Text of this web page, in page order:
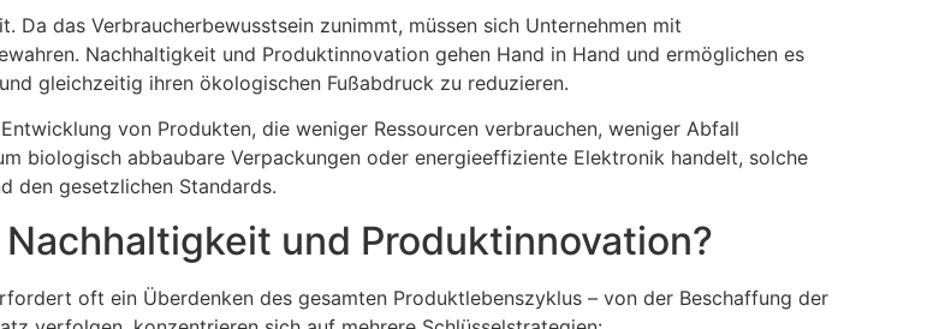
das Verbraucherbewusstsein zunimmt, müssen sich Unternehmen mit
Nachhaltigkeit und Produktinnovation gehen Hand in Hand und ermöglichen es
gleichzeitig ihren ökologischen Fußabdruck zu reduzieren.
von Produkten, die weniger Ressourcen verbrauchen, weniger Abfall
biologisch abbaubare Verpackungen oder energieeffiziente Elektronik handelt, solche
den gesetzlichen Standards.
und Produktinnovation?
oft ein Überdenken des gesamten Produktlebenszyklus – von der Beschaffung der